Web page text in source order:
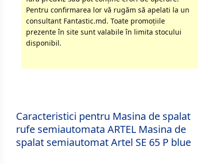
Pentru confirmarea lor vă rugăm să apelati la un
consultant Fantastic.md. Toate promoţiile
prezente în site sunt valabile în limita stocului
disponibil.
Caracteristici pentru Masina de spalat
rufe semiautomata ARTEL Masina de
spalat semiautomat Artel SE 65 P blue